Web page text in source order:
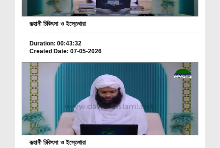
রূহানী চিকিৎসা ও ইস্তেখারা
Duration: 00:43:32
Created Date: 07-05-2026
রূহানী চিকিৎসা ও ইস্তেখারা